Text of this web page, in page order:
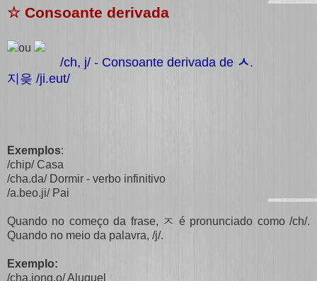
☆ Consoante derivada
ou
/ch, j/ - Consoante derivada de ㅅ.
지읒 /ji.eut/
Exemplos:
/chip/ Casa
/cha.da/ Dormir - verbo infinitivo
/a.beo.ji/ Pai
Quando no começo da frase, ㅈ é pronunciado como /ch/.
Quando no meio da palavra, /j/.
Exemplo:
/cha.jong.o/ Aluguel